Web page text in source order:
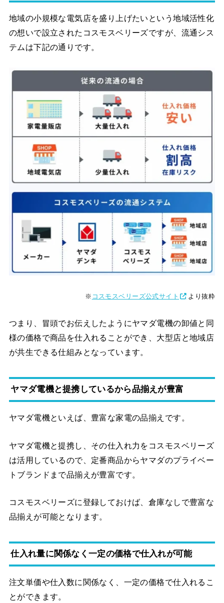
地域の小規模な電気店を盛り上げたいという地域活性化
の想いで設立されたコスモスベリーズですが、流通シス
テムは下記の通りです。
※ コスモスベリーズ公式サイト より抜粋
つまり、冒頭でお伝えしたようにヤマダ電機の卸値と同
様の価格で商品を仕入れることができ、大型店と地域店
が共生できる仕組みとなっています。
ヤマダ電機と提携しているから品揃えが豊富
ヤマダ電機といえば、豊富な家電の品揃えです。
ヤマダ電機と提携し、その仕入れ力をコスモスベリーズ
は活用しているので、定番商品からヤマダのプライベー
トブランドまで品揃えが豊富です。
コスモスベリーズに登録しておけば、倉庫なしで豊富な
品揃えが可能となります。
仕入れ量に関係なく一定の価格で仕入れが可能
注文単価や仕入数に関係なく、一定の価格で仕入れるこ
とができます。